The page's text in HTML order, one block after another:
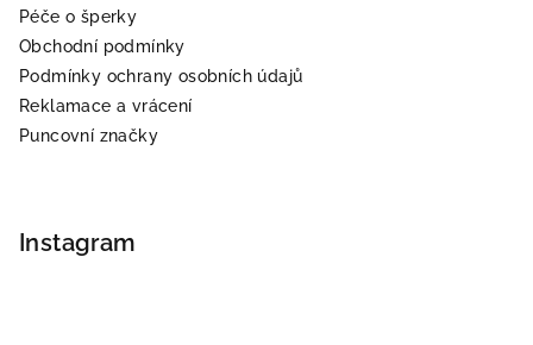
ý
Péče o šperky
Obchodní podmínky
Podmínky ochrany osobních údajů
Reklamace a vrácení
Puncovní značky
Instagram